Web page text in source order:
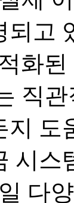
되고
화
직
도
시스
다